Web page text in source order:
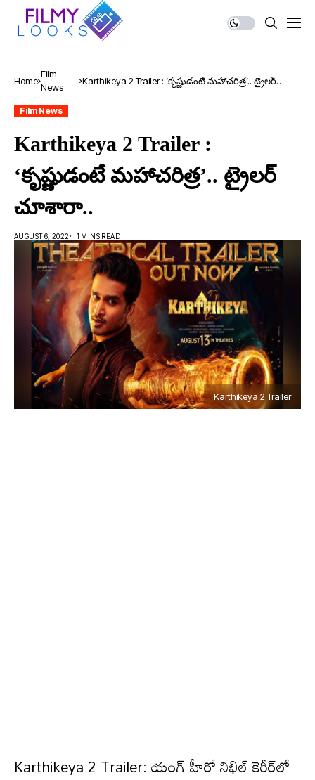
Home
Film
News
Karthikeya 2 Trailer : ‘కృష్ణుడంటే మహాచరిత్ర’.. ట్రైలర్
Film News
Karthikeya 2 Trailer :
‘కృష్ణుడంటే మహాచరిత్ర’.. ట్రైలర్
చూశారా..
AUGUST 6, 2022 1 MINS READ
Karthikeya 2 Trailer
Karthikeya 2 Trailer: యంగ్ హీరో నిఖిల్ కెరీర్‌లో